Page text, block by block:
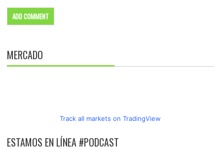
MERCADO
Track all markets on TradingView
ESTAMOS EN LÍNEA #PODCAST